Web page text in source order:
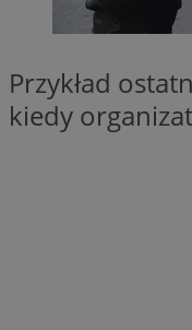
Przykład
kiedy